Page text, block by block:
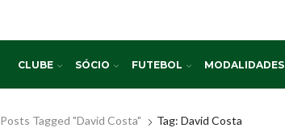
CLUBE SÓCIO FUTEBOL MODALIDADES
Posts Tagged "David Costa" Tag: David Costa